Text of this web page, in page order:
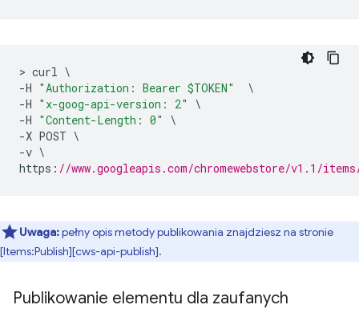
> curl \
-H "Authorization: Bearer $TOKEN"
\
-H "x-goog-api-version: 2"
\
-H "Content-Length: 0"
\
-X POST \
-v \
https : //www.googleapis.com/chromewebstore/v1.1/
Uwaga:pełny opis metody publikowania znajdziesz na stronie
[Items:Publish][cws-api-publish].
Publikowanie elementu dla zaufanych